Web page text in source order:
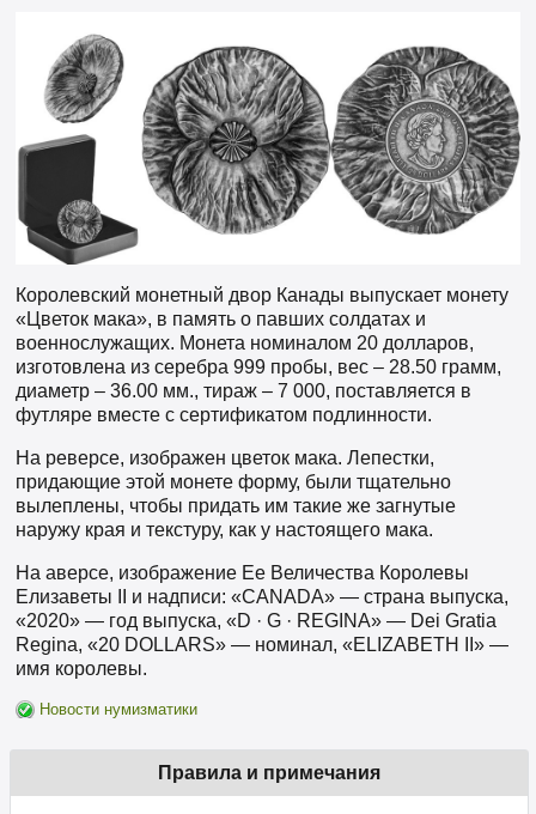
Королевский монетный двор Канады выпускает монету
«Цветок мака», в память о павших солдатах и ​​
военнослужащих. Монета номиналом 20 долларов,
изготовлена из серебра 999 пробы, вес – 28.50 грамм,
диаметр – 36.00 мм., тираж – 7 000, поставляется в
футляре вместе с сертификатом подлинности.
На реверсе, изображен цветок мака. Лепестки,
придающие этой монете форму, были тщательно
вылеплены, чтобы придать им такие же загнутые
наружу края и текстуру, как у настоящего мака.
На аверсе, изображение Ее Величества Королевы
Елизаветы II и надписи: «CANADA» — страна выпуска,
«2020» — год выпуска, «D · G · REGINA» — Dei Gratia
Regina, «20 DOLLARS» — номинал, «ELIZABETH II» —
имя королевы.
Новости нумизматики
Правила и примечания